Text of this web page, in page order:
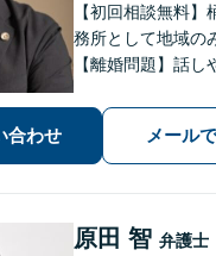
【初回相談無料
務所として地域の
【離婚問題】話し
イス【インターネ
な対応で円滑な解
川駅6分】【オン
合わせ メール
原田 智 弁護士